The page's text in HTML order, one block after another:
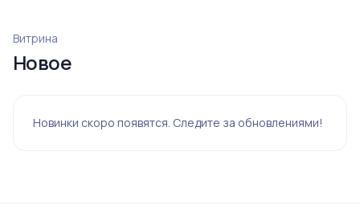
Витрина
Новое
Новинки скоро появятся. Следите за обновлениями!